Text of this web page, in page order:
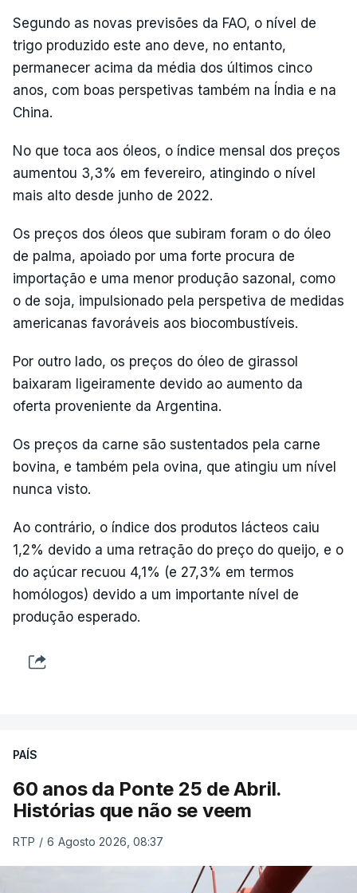
Segundo as novas previsões da FAO, o nível de
trigo produzido este ano deve, no entanto,
permanecer acima da média dos últimos cinco
anos, com boas perspetivas também na Índia e na
China.
No que toca aos óleos, o índice mensal dos preços
aumentou 3,3% em fevereiro, atingindo o nível
mais alto desde junho de 2022.
Os preços dos óleos que subiram foram o do óleo
de palma, apoiado por uma forte procura de
importação e uma menor produção sazonal, como
o de soja, impulsionado pela perspetiva de medidas
americanas favoráveis aos biocombustíveis.
Por outro lado, os preços do óleo de girassol
baixaram ligeiramente devido ao aumento da
oferta proveniente da Argentina.
Os preços da carne são sustentados pela carne
bovina, e também pela ovina, que atingiu um nível
nunca visto.
Ao contrário, o índice dos produtos lácteos caiu
1,2% devido a uma retração do preço do queijo, e o
do açúcar recuou 4,1% (e 27,3% em termos
homólogos) devido a um importante nível de
produção esperado.
PAÍS
60 anos da Ponte 25 de Abril.
Histórias que não se veem
RTP / 6 Agosto 2026, 08:37